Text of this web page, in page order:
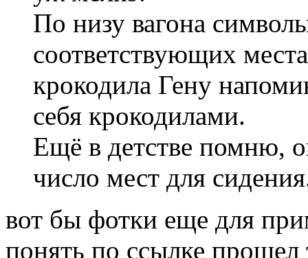
По низу вагона
соответствующих
крокодила Гену
себя крокодилами.
Ещё в детстве помню,
число мест для
вот бы фотки еще для
понять по ссылке